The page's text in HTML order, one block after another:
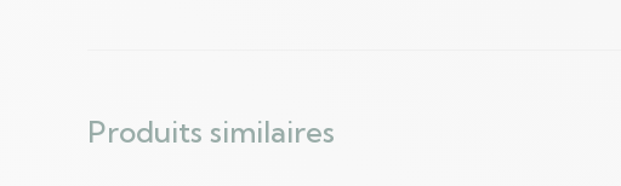
Produits similaires